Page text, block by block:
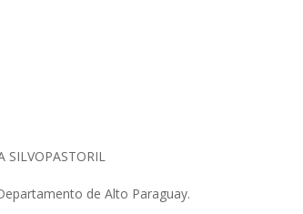
de Alto Paraguay.